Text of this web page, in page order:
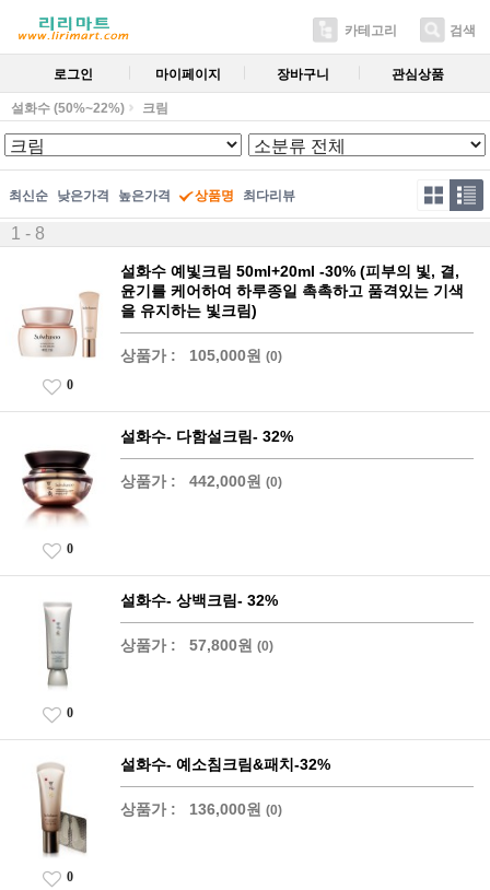
카테고리 검색
로그인 마이페이지 장바구니 관심상품
설화수 (50%~22%) 크림
최신순 낮은가격 높은가격 상품명 최다리뷰
1 - 8
설화수 예빛크림 50ml+20ml -30% (피부의 빛, 결,
윤기를 케어하여 하루종일 촉촉하고 품격있는 기색
을 유지하는 빛크림)
상품가 : 105,000원 (0)
0
설화수- 다함설크림- 32%
상품가 : 442,000원 (0)
0
설화수- 상백크림- 32%
상품가 : 57,800원 (0)
0
설화수- 예소침크림&패치-32%
상품가 : 136,000원 (0)
0